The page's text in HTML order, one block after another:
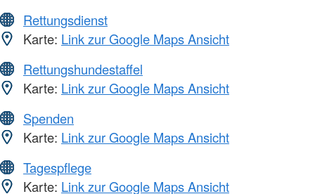
Rettungsdienst
Karte: Link zur Google Maps Ansicht
Rettungshundestaffel
Karte: Link zur Google Maps Ansicht
Spenden
Karte: Link zur Google Maps Ansicht
Tagespflege
Karte: Link zur Google Maps Ansicht